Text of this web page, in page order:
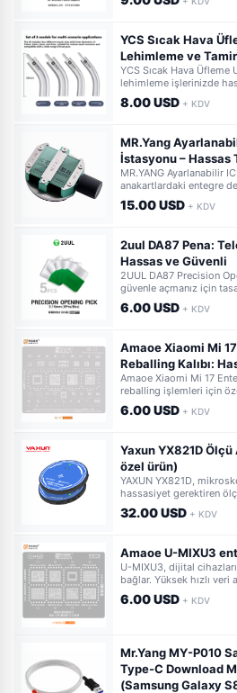
vidayı kolayca
YCS Sıcak Hava
Lehimleme ve Tamir
YCS Sıcak Hava
lehimleme işlerinizde
boyutlardaki uçlar
uygun çözümler sunar.
8.00 USD + KDV
MR.Yang
İstasyonu – Hassas
MR.YANG Ayarlanabilir
anakartlardaki entegre
hassasiyetle temizlemek
Ayarlanabilir sıcaklık ve
15.00 USD + KDV
2uul DA87 Pena:
Hassas ve Güvenli
2UUL DA87 Precision
güvenle açmanız için
ekran ve kasa arasına
riskini minimuma indirir.
6.00 USD + KDV
Amaoe Xiaomi Mi
Reballing Kalıbı:
Amaoe Xiaomi Mi 17
reballing işlemleri için
Cihazınızın anakart
verimlilik sağlar, entegre
6.00 USD + KDV
Yaxun YX821D
özel ürün)
YAXUN YX821D,
hassasiyet gerektiren
tasarlanmıştır.
işlerinizde güvenilir
32.00 USD + KDV
Amaoe U-MIXU3
U-MIXU3, dijital
bağlar. Yüksek hızlı veri
özelliğiyle öne çıkarak
6.00 USD + KDV
Mr.Yang MY-P010
Type-C Download
(Samsung Galaxy